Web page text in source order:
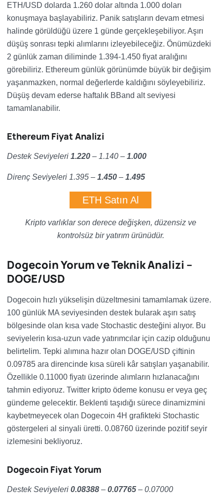
ETH/USD dolarda 1.260 dolar altında 1.000 doları
konuşmaya başlayabiliriz. Panik satışların devam etmesi
halinde görüldüğü üzere 1 günde gerçekleşebiliyor. Aşırı
düşüş sonrası tepki alımlarını izleyebileceğiz. Önümüzdeki
2 günlük zaman diliminde 1.394-1.450 fiyat aralığını
görebiliriz. Ethereum günlük görünümde büyük bir değişim
yaşanmazken, normal değerlerde kaldığını söyleyebiliriz.
Düşüş devam ederse haftalık BBand alt seviyesi
tamamlanabilir.
Ethereum Fiyat Analizi
Destek Seviyeleri 1.220 – 1.140 – 1.000
Direnç Seviyeleri 1.395 – 1.450 – 1.495
ETH Satın Al
Kripto varlıklar son derece değişken, düzensiz ve
kontrolsüz bir yatırım ürünüdür.
Dogecoin Yorum ve Teknik Analizi –
DOGE/USD
Dogecoin hızlı yükselişin düzeltmesini tamamlamak üzere.
100 günlük MA seviyesinden destek bularak aşırı satış
bölgesinde olan kısa vade Stochastic desteğini alıyor. Bu
seviyelerin kısa-uzun vade yatırımcılar için cazip olduğunu
belirtelim. Tepki alımına hazır olan DOGE/USD çiftinin
0.09785 ara direncinde kısa süreli kâr satışları yaşanabilir.
Özellikle 0.11000 fiyatı üzerinde alımların hızlanacağını
tahmin ediyoruz. Twitter kripto ödeme konusu er veya geç
gündeme gelecektir. Beklenti taşıdığı sürece dinamizmini
kaybetmeyecek olan Dogecoin 4H grafikteki Stochastic
göstergeleri al sinyali üretti. 0.08760 üzerinde pozitif seyir
izlemesini bekliyoruz.
Dogecoin Fiyat Yorum
Destek Seviyeleri 0.08388 – 0.07765 – 0.07000